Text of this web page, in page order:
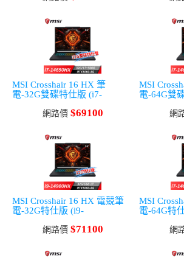
MSI Crosshair 16 HX 筆
電-32G雙碟特仕版 (i7-
060-8G/Win11)
網路價 $69100
MSI
電-64G雙
0-8G/
網
MSI Crosshair 16 HX 電競筆
電-32G特仕版 (i9-
SSD/RTX5060-8G/Win11)
網路價 $71100
MSI
電-64G特
SSD/
網